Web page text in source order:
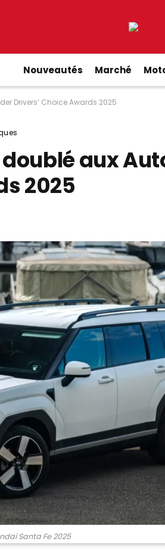
Nouveautés Marché
Drivers’ Choice Awards 2025
aux
2025
Santa Fe 2025